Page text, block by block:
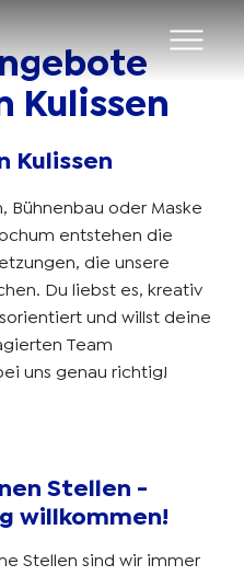
Kulissen
Kulissen
Bühnenbau oder Maske
entstehen die
die unsere
Du liebst es, kreativ
und willst deine
Team
uns genau richtig!
Stellen -
willkommen!
Stellen sind wir immer